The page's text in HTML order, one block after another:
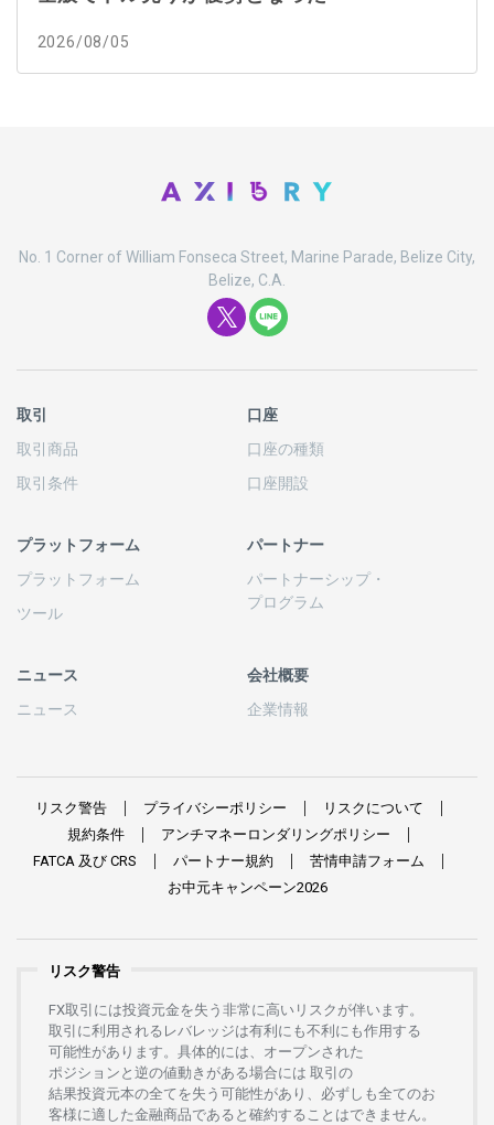
2026/08/05
No. 1 Corner of William Fonseca Street, Marine Parade, Belize City,
Belize, C.A.
取引
取引商品
取引条件
口座
口座の種類
口座開設
プラットフォーム
プラットフォーム
ツール
パートナー
パートナーシップ・
プログラム
ニュース
ニュース
会社概要
企業情報
リスク警告 プライバシーポリシー
リスクについて
規約条件
アンチマネーロンダリングポリシー
FATCA 及び CRS パートナー規約 苦情申請フォーム
お中元キャンペーン2026
リスク警告
FX取引には投資元金を失う 非常に高い リスクが伴います。
取引に利用さ れる レバレッジは有利にも不利にも作用する
可能性があります。 具体的には、 オープンさ れた
ポジションと 逆の値動きがある場合には 取引の
結果投資元本の全てを失う 可能性があり、 必ずしも全てのお
客様に適した金融商品であると 確約することはできません。